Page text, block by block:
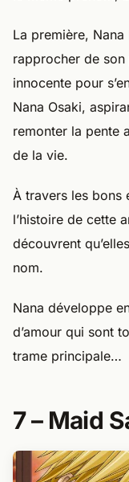
La première,
rapprocher de
innocente pour
Nana Osaki,
remonter la pente
de la vie.
À travers les bons
l’histoire de cette
découvrent
nom.
Nana développe
d’amour qui sont
trame principale…
7 – Maid